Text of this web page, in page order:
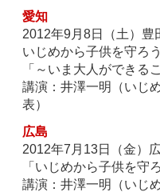
愛知
2012年9月8日（土）豊
いじめから子供を守ろ
「～いま大人ができる
講演：井澤一明（いじ
表）
広島
2012年7月13日（金）
「いじめから子供を守
講演：井澤一明（いじ